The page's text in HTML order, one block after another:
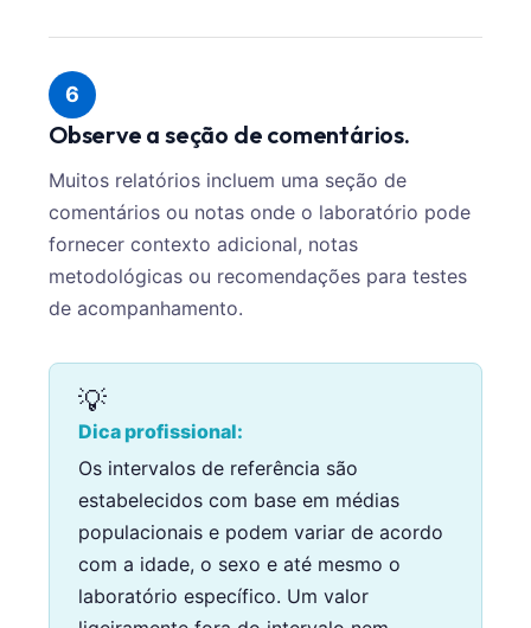
6
Observe a seção de comentários.
Muitos relatórios incluem uma seção de
comentários ou notas onde o laboratório pode
fornecer contexto adicional, notas
metodológicas ou recomendações para testes
de acompanhamento.
💡
Dica profissional:
Os intervalos de referência são
estabelecidos com base em médias
populacionais e podem variar de acordo
com a idade, o sexo e até mesmo o
laboratório específico. Um valor